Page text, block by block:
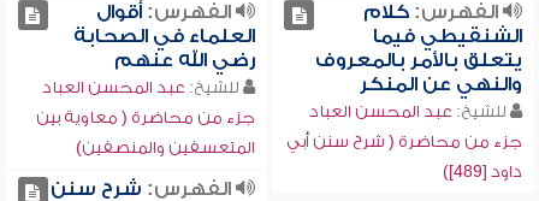
الفهرس:كلام
الشنقيطي فيما
يتعلق بالأمر بالمعروف
والنهي عن المنكر
للشيخ: عبد المحسن العباد
جزء من محاضرة ( شرح سنن أبي
داود [489])
الفهرس:أقوال
العلماء في الصحابة
رضي الله عنهم
للشيخ: عبد المحسن العباد
جزء من محاضرة ( معاوية بين
المتعسفين والمنصفين)
الفهرس: شرح سنن